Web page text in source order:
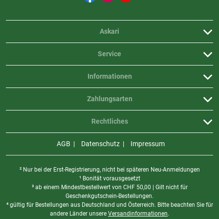
Askari
Service
Informationen
Rechtliches
Zahlungsarten
AGB Datenschutz Impressum
² Nur bei der Erst-Registrierung, nicht bei späteren Neu-Anmeldungen
¹ Bonität vorausgesetzt
³ ab einem Mindestbestellwert von CHF50,00 | Gilt nicht für
Geschenkgutschein-Bestellungen.
⁴ gültig für Bestellungen aus Deutschland und Österreich. Bitte beachten Sie für
andere Länder unsere Versandinformationen.